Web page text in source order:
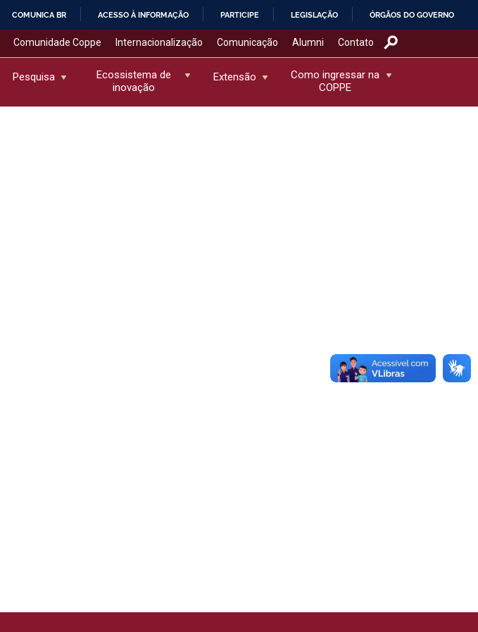
COMUNICA BR ACESSO À INFORMAÇÃO PARTICIPE LEGISLAÇÃO ÓRGÃOS DO GOVERNO
Comunidade Coppe Internacionalização Comunicação Alumni Contato
Pesquisa
Ecossistema de
inovação
Extensão
Como ingressar na
COPPE